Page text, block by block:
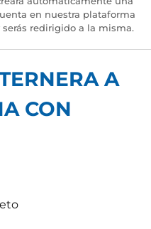
en nuestra plataforma
serás redirigido a la misma.
A
CON